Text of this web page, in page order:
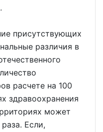
присутствующих
различия в
расчете на 100
здравоохранения
может
Если,